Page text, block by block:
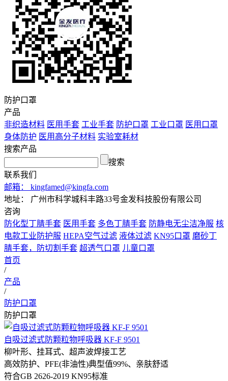
防护口罩
产品
非织造材料 医用手套 工业手套 防护口罩 工业口罩 医用口罩
身体防护 医用高分子材料 实验室耗材
搜索产品
搜索
联系我们
邮箱：
kingfamed@kingfa.com
地址：
广州市科学城科丰路33号金发科技股份有限公司
咨询
防化型丁腈手套 医用手套 多色丁腈手套 防静电无尘洁净服 核
电款工业防护服 HEPA空气过滤 液体过滤 KN95口罩 磨砂丁
腈手套，防切割手套 超透气口罩 儿童口罩
首页
/
产品
/
防护口罩
防护口罩
自吸过滤式防颗粒物呼吸器 KF-F 9501
柳叶形、挂耳式、超声波焊接工艺
高效防护、PFE(非油性)典型值99%、亲肤舒适
符合GB 2626-2019 KN95标准